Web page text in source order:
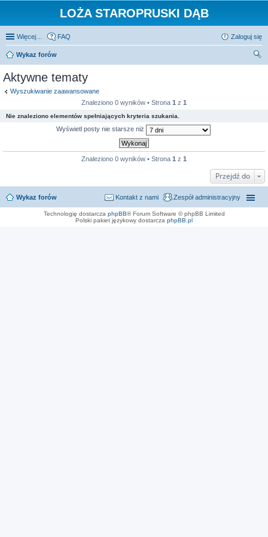
LOŻA STAROPRUSKI DĄB
Więcej… FAQ Zaloguj się
Wykaz forów
Aktywne tematy
Wyszukiwanie zaawansowane
Znaleziono 0 wyników • Strona 1 z 1
Nie znaleziono elementów spełniających kryteria szukania.
Wyświetl posty nie starsze niż
Znaleziono 0 wyników • Strona 1 z 1
Przejdź do
Wykaz forów Zespół administracyjny
Kontakt z nami
Technologię dostarcza phpBB® Forum Software © phpBB Limited
Polski pakiet językowy dostarcza phpBB.pl